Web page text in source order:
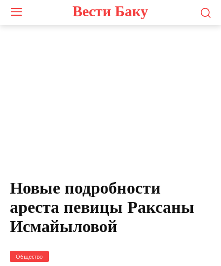
Вести Баку
Новые подробности
ареста певицы Раксаны
Исмайыловой
Общество